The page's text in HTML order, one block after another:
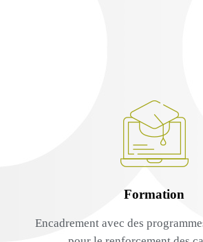
Formation
Encadrement avec des